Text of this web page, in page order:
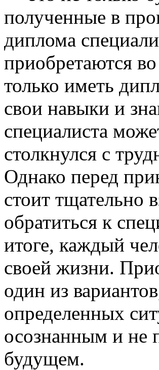
полученные в
диплома
приобретаются
только иметь
свои навыки и
специалиста
столкнулся с
Однако перед
стоит тщательно
обратиться к
итоге, каждый
своей жизни.
один из
определенных
осознанным и не
будущем.